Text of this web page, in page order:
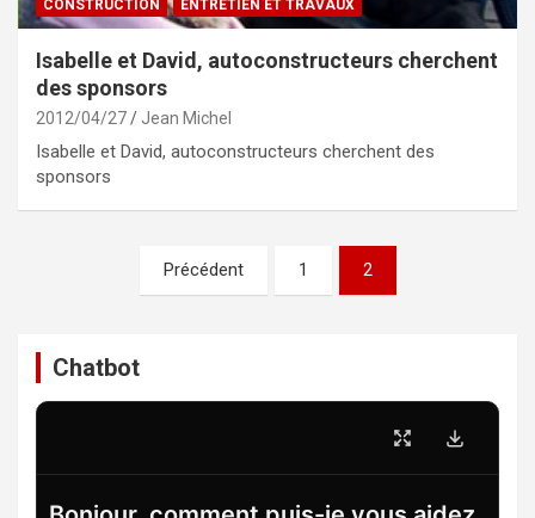
CONSTRUCTION
ENTRETIEN ET TRAVAUX
Isabelle et David, autoconstructeurs cherchent
des sponsors
2012/04/27 Jean Michel
Isabelle et David, autoconstructeurs cherchent des
sponsors
Précédent 1 2
Chatbot